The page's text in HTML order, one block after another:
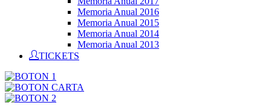
Memoria Anual 2016
Memoria Anual 2015
Memoria Anual 2014
Memoria Anual 2013
TICKETS